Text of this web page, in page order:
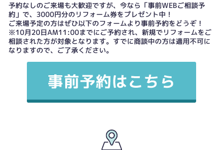
予約なしのご来場も大歓迎ですが、今なら「事前WEBご相談予
約」で、3000円分のリフォーム券をプレゼント中！
ご来場予定の方はぜひ以下のフォームより事前予約をどうぞ！
※10月20日AM11:00までにご予約され、新規でリフォームをご
相談された方が対象となります。すでに商談中の方は適用不可に
なりますので、ご了承ください。